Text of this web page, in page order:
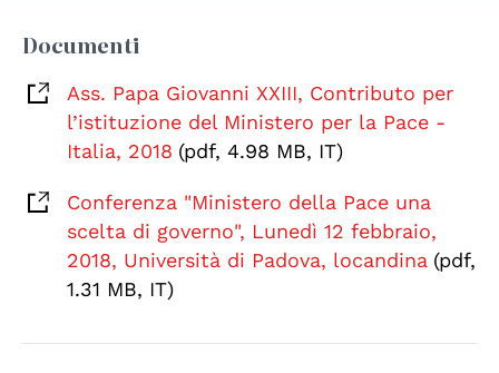
Documenti
Ass. Papa Giovanni XXIII, Contributo per
l’istituzione del Ministero per la Pace -
Italia, 2018 (pdf, 4.98 MB, IT)
Conferenza "Ministero della Pace una
scelta di governo", Lunedì 12 febbraio,
2018, Università di Padova, locandina (pdf,
1.31 MB, IT)